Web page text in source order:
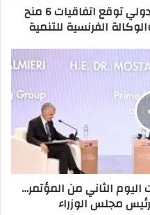
رانيا المشاط وزيرة التعاون الدولي توقع اتفاقيات 6 منح
الفرنسية للتنمية
اليوم الثاني من المؤتمر…
مجلس الوزراء